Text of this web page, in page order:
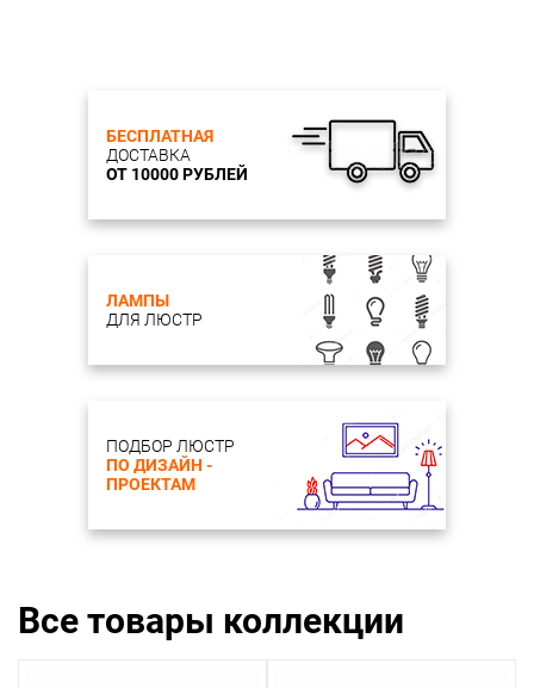
БЕСПЛАТНАЯ
ДОСТАВКА
ОТ 10000 РУБЛЕЙ
ЛАМПЫ
ДЛЯ ЛЮСТР
ПОДБОР ЛЮСТР
ПО ДИЗАЙН -
ПРОЕКТАМ
Все товары коллекции